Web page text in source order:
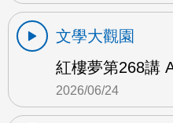
文學大觀園
紅樓夢第268講
2026/06/24